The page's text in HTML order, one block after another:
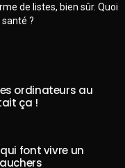
de listes, bien sûr. Quoi
?
ordinateurs au
ça !
font vivre un